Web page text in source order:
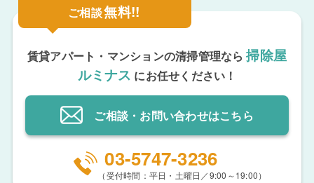
ご相談無料!!
賃貸アパート・マンションの清掃管理なら 掃除屋
ルミナス にお任せください！
ご相談・お問い合わせはこちら
03-5747-3236
（受付時間：平日・土曜日／9:00～19:00）